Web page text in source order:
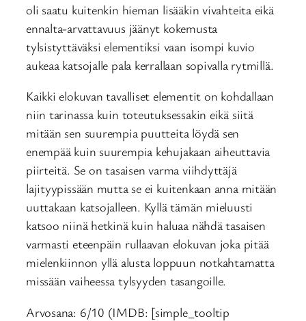
oli saatu kuitenkin hieman lisääkin vivahteita eikä
ennalta-arvattavuus jäänyt kokemusta
tylsistyttäväksi elementiksi vaan isompi kuvio
aukeaa katsojalle pala kerrallaan sopivalla rytmillä.
Kaikki elokuvan tavalliset elementit on kohdallaan
niin tarinassa kuin toteutuksessakin eikä siitä
mitään sen suurempia puutteita löydä sen
enempää kuin suurempia kehujakaan aiheuttavia
piirteitä. Se on tasaisen varma viihdyttäjä
lajityypissään mutta se ei kuitenkaan anna mitään
uuttakaan katsojalleen. Kyllä tämän mieluusti
katsoo niinä hetkinä kuin haluaa nähdä tasaisen
varmasti eteenpäin rullaavan elokuvan joka pitää
mielenkiinnon yllä alusta loppuun notkahtamatta
missään vaiheessa tylsyyden tasangoille.
Arvosana: 6/10 (IMDB: [simple_tooltip